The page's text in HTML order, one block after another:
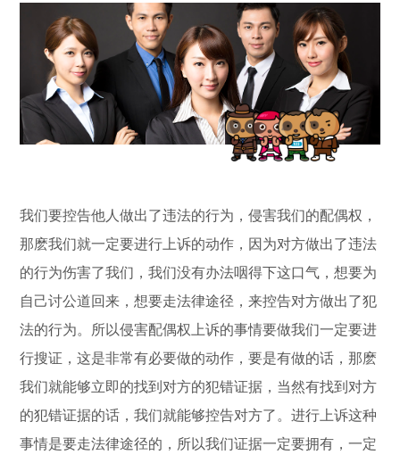
我们要控告他人做出了违法的行为，侵害我们的配偶权，
那麽我们就一定要进行上诉的动作，因为对方做出了违法
的行为伤害了我们，我们没有办法咽得下这口气，想要为
自己讨公道回来，想要走法律途径，来控告对方做出了犯
法的行为。所以侵害配偶权上诉的事情要做我们一定要进
行搜证，这是非常有必要做的动作，要是有做的话，那麽
我们就能够立即的找到对方的犯错证据，当然有找到对方
的犯错证据的话，我们就能够控告对方了。进行上诉这种
事情是要走法律途径的，所以我们证据一定要拥有，一定